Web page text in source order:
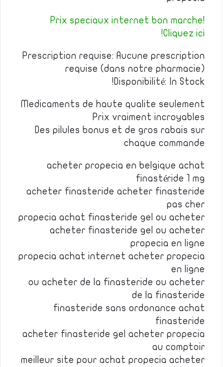
Prix speciaux internet bon marche!
Cliquez ici!
Prescription requise: Aucune prescription
requise (dans notre pharmacie)
Disponibilité: In Stock!
Medicaments de haute qualite seulement
Prix vraiment incroyables
Des pilules bonus et de gros rabais sur
chaque commande
acheter propecia en belgique achat
finastéride 1 mg
acheter finasteride acheter finasteride
pas cher
propecia achat finasteride gel ou acheter
acheter finasteride gel ou acheter
propecia en ligne
propecia achat internet acheter propecia
en ligne
ou acheter de la finasteride ou acheter
de la finasteride
finasteride sans ordonance achat
finasteride
acheter finasteride gel acheter propecia
au comptoir
meilleur site pour achat propecia acheter